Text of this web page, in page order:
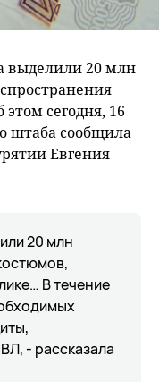
выделили 20 млн
сегодня, 16
штаба сообщила
Евгения
20 млн
В течение
- рассказала